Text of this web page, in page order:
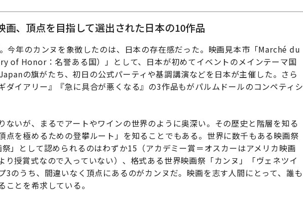
画、頂点を目指して選出された日本の10作品
今年のカンヌを象徴したのは、日本の存在感だった。映画見本市「Marché du
of Honor：名誉ある国）」として、日本が初めてイベントのメインテーマ国
の旗がたち、初日の公式パーティや基調講演などを日本が主催した。さら
ダイアリー』『急に具合が悪くなる』の3作品もがパルムドールのコンペティシ
ないが、まるでアートやワインの世界のように奥深い。その歴史と階層を知る
点を極めるための登攀ルート」を知ることでもある。世界に数千もある映画祭
」として認められるのはわずか15（アカデミー賞＝オスカーはアメリカ映画
り授賞式なので入っていない）、格式ある世界映画祭「カンヌ」「ヴェネツイ
3のうち、間違いなく頂点にあるのがカンヌだ。映画を志す人間にとって、誰も
とを希求している。